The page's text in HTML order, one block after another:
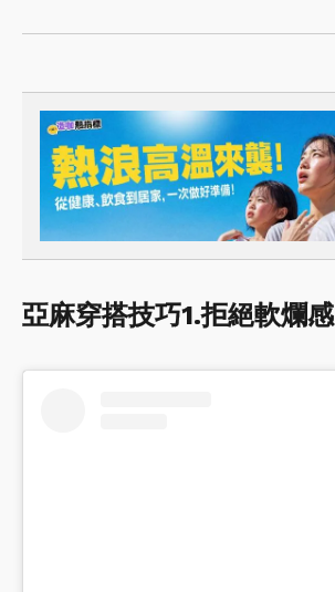
亞麻穿搭技巧1.拒絕軟爛感